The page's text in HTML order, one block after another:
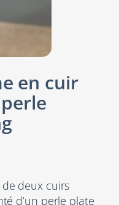
en cuir
deux cuirs
d’un perle plate